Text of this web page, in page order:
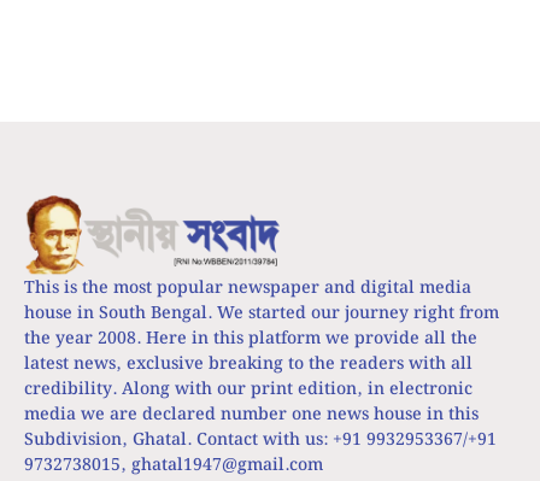
This is the most popular newspaper and digital media
house in South Bengal. We started our journey right from
the year 2008. Here in this platform we provide all the
latest news, exclusive breaking to the readers with all
credibility. Along with our print edition, in electronic
media we are declared number one news house in this
Subdivision, Ghatal. Contact with us: +91 9932953367/+91
9732738015, ghatal1947@gmail.com